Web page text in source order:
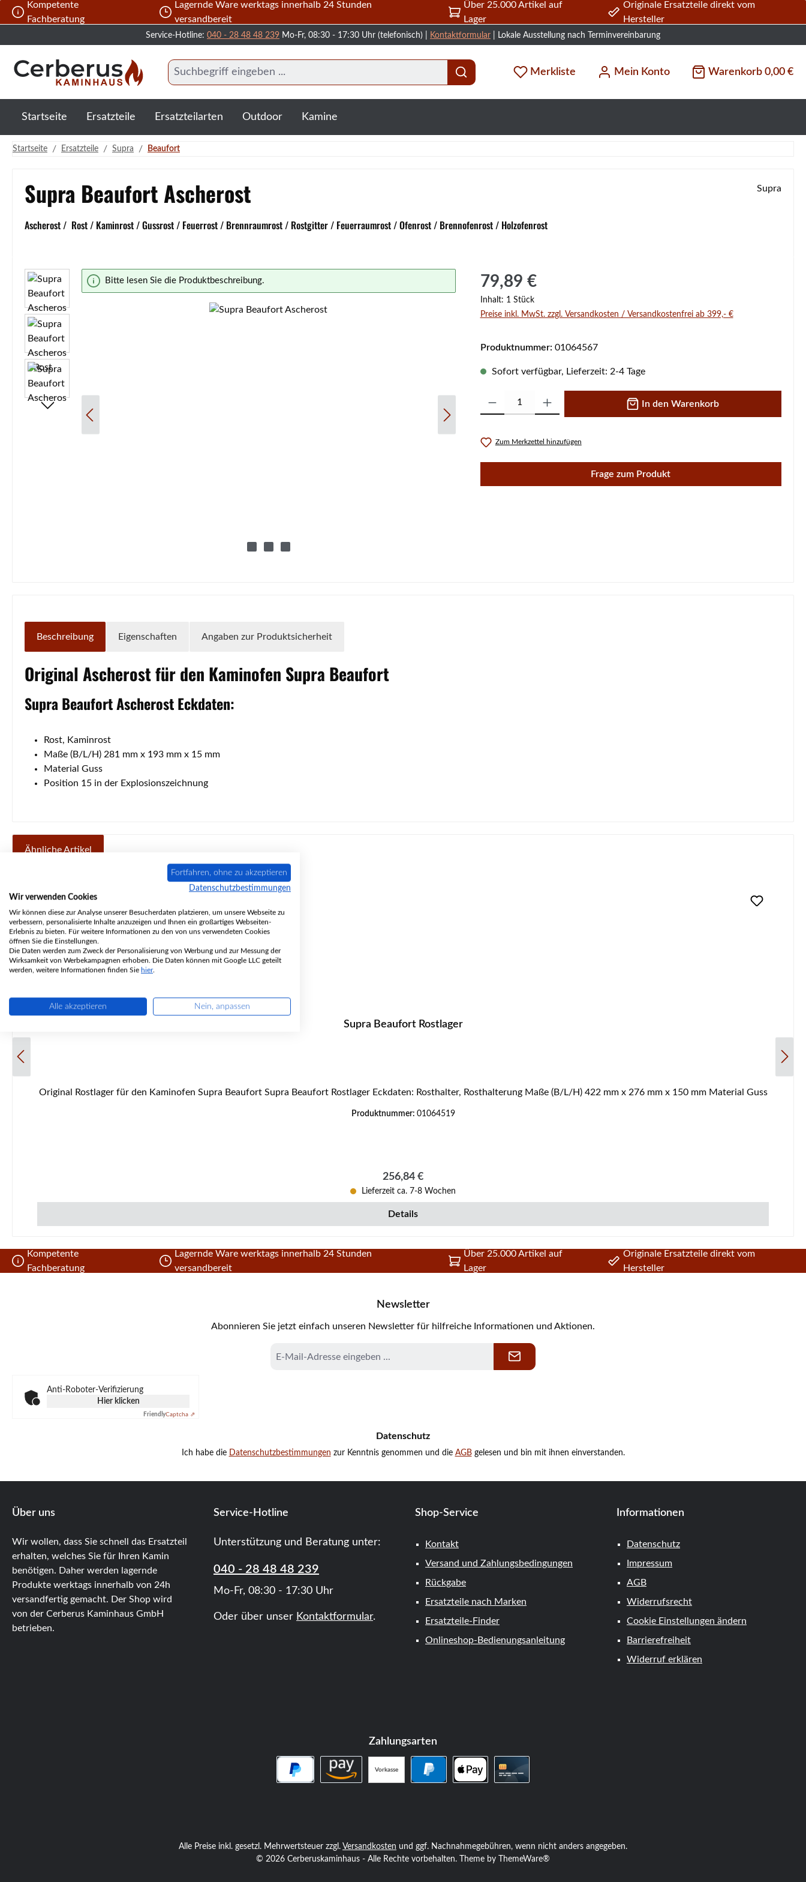
Hauptinhalt springen
Zur Suche springen
Zur Hauptnavigation springen
Kompetente
Fachberatung
Lagernde Ware werktags innerhalb 24 Stunden
versandbereit
Über 25.000 Artikel auf
Lager
Originale Ersatzteile direkt vom
Hersteller
Service-Hotline: 040 - 28 48 48 239 Mo-Fr, 08:30 - 17:30 Uhr (telefonisch) | Kontaktformular | Lokale Ausstellung nach Terminvereinbarung
Merkliste Mein Konto Warenkorb 0,00 €
Startseite Ersatzteile Ersatzteilarten Outdoor Kamine
Startseite / Ersatzteile / Supra / Beaufort
Supra Beaufort Ascherost
Ascherost / Rost / Kaminrost / Gussrost / Feuerrost / Brennraumrost / Rostgitter / Feuerraumrost / Ofenrost / Brennofenrost / Holzofenrost
Supra
Bildergalerie überspringen
Bitte lesen Sie die Produktbeschreibung.
Regulärer Preis:
79,89 €
Inhalt: 1 Stück
Preise inkl. MwSt. zzgl. Versandkosten / Versandkostenfrei ab 399,- €
Produktnummer: 01064567
Sofort verfügbar, Lieferzeit: 2-4 Tage
Produkt Anzahl: Gib den gewünschten Wert ein oder benutze die Schaltflächen um die
In den Warenkorb
Zum Merkzettel hinzufügen
Frage zum Produkt
Beschreibung Eigenschaften Angaben zur Produktsicherheit
OriginalAscherostfür den Kaminofen Supra Beaufort
SupraBeaufortAscherostEckdaten:
Rost, Kaminrost
Maße (B/L/H) 281 mm x 193 mm x 15 mm
Material Guss
Position 15 in der Explosionszeichnung
Ähnliche Artikel
Supra Beaufort Rostlager
Original Rostlager für den Kaminofen Supra Beaufort Supra Beaufort Rostlager Eckdaten: Rosthalter, Rosthalterung Maße (B/L/H) 422 mm x 276 mm x 150 mm Material Guss
Produktnummer: 01064519
Regulärer Preis:
256,84 €
Lieferzeit ca. 7-8 Wochen
Details
Kompetente
Fachberatung
Lagernde Ware werktags innerhalb 24 Stunden
versandbereit
Über 25.000 Artikel auf
Lager
Originale Ersatzteile direkt vom
Hersteller
Newsletter
Abonnieren Sie jetzt einfach unseren Newsletter für hilfreiche Informationen und Aktionen.
Mail-
Anti-Roboter-Verifizierung
Hier klicken
FriendlyCaptcha ⇗
Datenschutz
Ich habe die Datenschutzbestimmungen zur Kenntnis genommen und die AGBgelesen und bin mit ihnen einverstanden.
Über uns
Wir wollen, dass Sie schnell das Ersatzteil
erhalten, welches Sie für Ihren Kamin
benötigen. Daher werden lagernde
Produkte werktags innerhalb von 24h
versandfertig gemacht. Der Shop wird
von der Cerberus Kaminhaus GmbH
betrieben.
Service-Hotline
Unterstützung und Beratung unter:
040 - 28 48 48 239
Mo-Fr, 08:30 - 17:30 Uhr
Oder über unser Kontaktformular.
Shop-Service
Kontakt
Versand und Zahlungsbedingungen
Rückgabe
Ersatzteile nach Marken
Ersatzteile-Finder
Onlineshop-Bedienungsanleitung
Informationen
Datenschutz
Impressum
AGB
Widerrufsrecht
Cookie Einstellungen ändern
Barrierefreiheit
Widerruf erklären
Zahlungsarten
Vorkasse
Alle Preise inkl. gesetzl. Mehrwertsteuer zzgl. Versandkosten und ggf. Nachnahmegebühren, wenn nicht anders angegeben.
© 2026 Cerberuskaminhaus - Alle Rechte vorbehalten. Theme by
ThemeWare®
Fortfahren, ohne zu akzeptieren
Datenschutzbestimmungen
Wir verwenden Cookies
Wir können diese zur Analyse unserer Besucherdaten platzieren, um unsere Webseite zu
verbessern, personalisierte Inhalte anzuzeigen und Ihnen ein großartiges Webseiten-
Erlebnis zu bieten. Für weitere Informationen zu den von uns verwendeten Cookies
öffnen Sie die Einstellungen.
Die Daten werden zum Zweck der Personalisierung von Werbung und zur Messung der
Wirksamkeit von Werbekampagnen erhoben. Die Daten können mit Google LLC geteilt
werden, weitere Informationen finden Sie hier.
Alle akzeptieren Nein, anpassen